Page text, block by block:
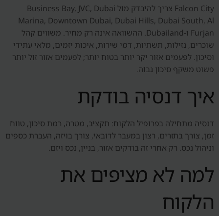
Falcon City צריך להיבדק מול Business Bay, JVC, Dubai
Marina, Downtown Dubai, Dubai Hills, Dubai South, Al
Furjan ו-Dubailand. ההשוואה אינה רק מחיר. משווים קהל
שוכרים, נזילות, תשתיות, דמי שירות, איכות יזמים, מלאי עתידי
וסיכון. לפעמים אזור יקר יותר בטוח יותר; לפעמים אזור זול יותר
פשוט משקף סיכון גבוה.
איך דנסיה בודקת
דנסיה מתחילה בפרופיל הלקוח: תקציב, מטרה, רמת סיכון, טווח
זמן, צורך בתזרים, רצון במעבר לדובאי, צורך בויזה, העברת כספים
וניהול נכס. רק אחרי זה בודקים אזור, בניין, נכס ויזם.
למה לא מציפים את
הלקוח